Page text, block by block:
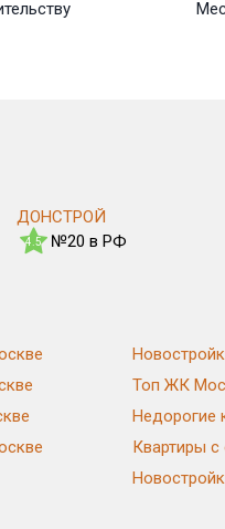
ДОНСТРОЙ
4.5 №20 в РФ
Топ ЖК
Недорогие
Квартиры